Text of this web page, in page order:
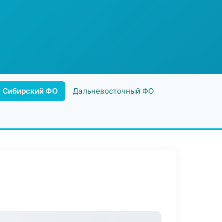
Сибирский ФО Дальневосточный ФО